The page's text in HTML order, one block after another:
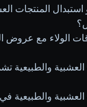
المنتجات
الولاء مع عروض
والطبيعية
والطبيعية